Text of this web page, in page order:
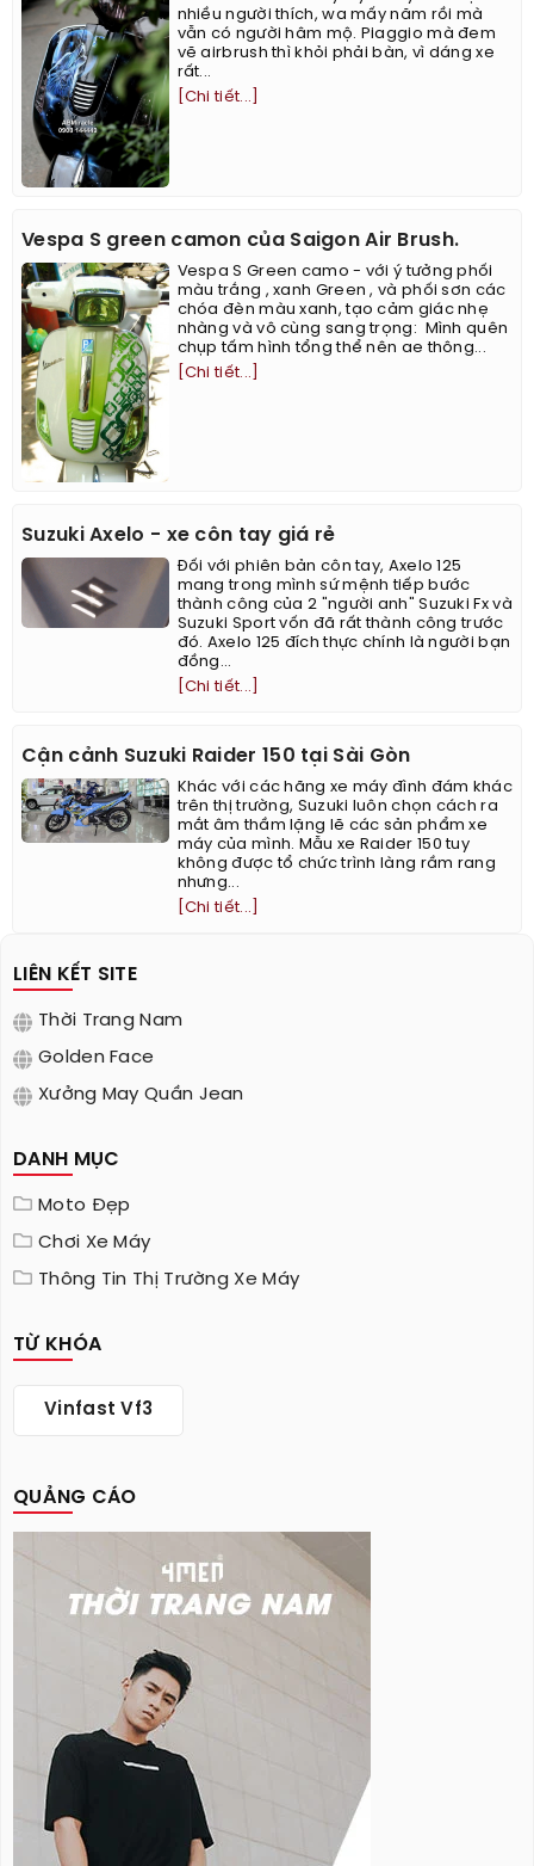
nhiều người thích, wa mấy năm rồi mà
vẫn có người hâm mộ. Piaggio mà đem
vẽ airbrush thì khỏi phải bàn, vì dáng xe
rất...
[Chi tiết...]
Vespa S green camon của Saigon Air Brush.
Vespa S Green camo - với ý tưởng phối
màu trắng , xanh Green , và phối sơn các
chóa đèn màu xanh, tạo cảm giác nhẹ
nhàng và vô cùng sang trọng: ​​​​ ​Mình quên
chụp tấm hình tổng thể nên ae thông...
[Chi tiết...]
Suzuki Axelo - xe côn tay giá rẻ
Đối với phiên bản côn tay, Axelo 125
mang trong mình sứ mệnh tiếp bước
thành công của 2 "người anh" Suzuki Fx và
Suzuki Sport vốn đã rất thành công trước
đó. Axelo 125 đích thực chính là người bạn
đồng...
[Chi tiết...]
Cận cảnh Suzuki Raider 150 tại Sài Gòn
Khác với các hãng xe máy đình đám khác
trên thị trường, Suzuki luôn chọn cách ra
mắt âm thầm lặng lẽ các sản phẩm xe
máy của mình. Mẫu xe Raider 150 tuy
không được tổ chức trình làng rầm rang
nhưng...
[Chi tiết...]
LIÊN KẾT SITE
Thời Trang Nam
Golden Face
Xưởng May Quần Jean
DANH MỤC
Moto Đẹp
Chơi Xe Máy
Thông Tin Thị Trường Xe Máy
TỪ KHÓA
Vinfast Vf3
QUẢNG CÁO